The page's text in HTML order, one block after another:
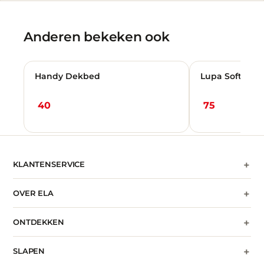
Anderen bekeken ook
Handy Dekbed
40
Lupa Soft
75
KLANTENSERVICE +
OVER ELA +
ONTDEKKEN +
SLAPEN +